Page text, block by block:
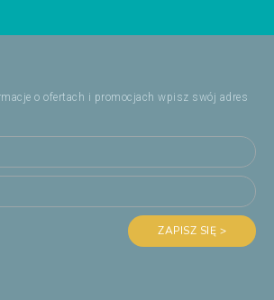
o ofertach i promocjach wpisz swój adres
ZAPISZ SIĘ >